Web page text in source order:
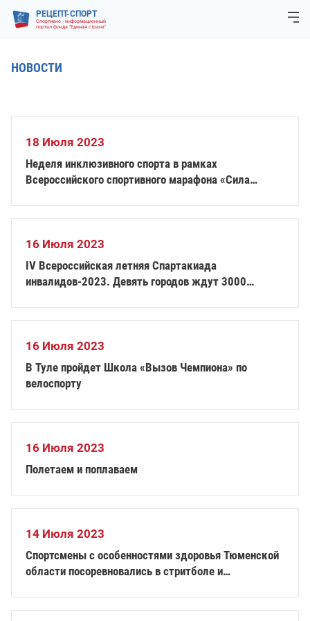
РЕЦЕПТ-СПОРТ
Спортивно - информационный
портал фонда "Единая страна"
НОВОСТИ
18 Июля 2023
Неделя инклюзивного спорта в рамках
Всероссийского спортивного марафона «Сила
16 Июля 2023
IV Всероссийская летняя Спартакиада
инвалидов-2023. Девять городов ждут 3000
16 Июля 2023
В Туле пройдет Школа «Вызов Чемпиона» по
велоспорту
16 Июля 2023
Полетаем и поплаваем
14 Июля 2023
Спортсмены с особенностями здоровья Тюменской
области посоревновались в стритболе и